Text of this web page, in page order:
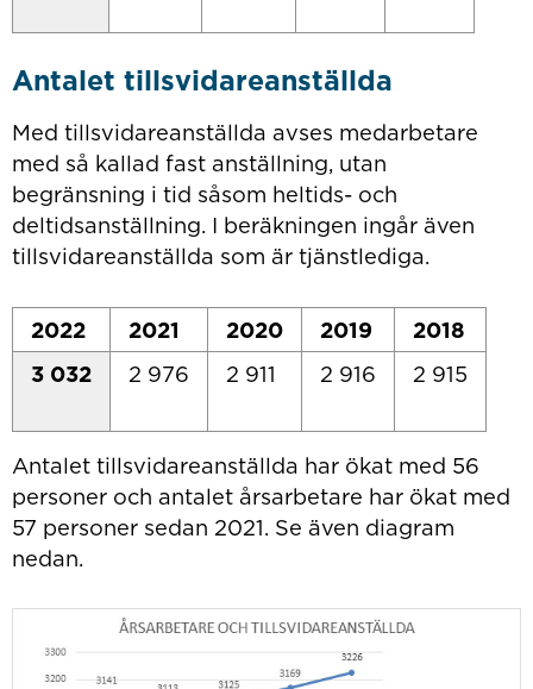
Antalet tillsvidareanställda
Med tillsvidareanställda avses medarbetare
med så kallad fast anställning, utan
begränsning i tid såsom heltids- och
deltidsanställning. I beräkningen ingår även
tillsvidareanställda som är tjänstlediga.
2022 2021 2020 2019
2018
3 032
2 976 2 911 2 916 2 915
Antalet tillsvidareanställda har ökat med 56
personer och antalet årsarbetare har ökat med
57 personer sedan 2021. Se även diagram
nedan.